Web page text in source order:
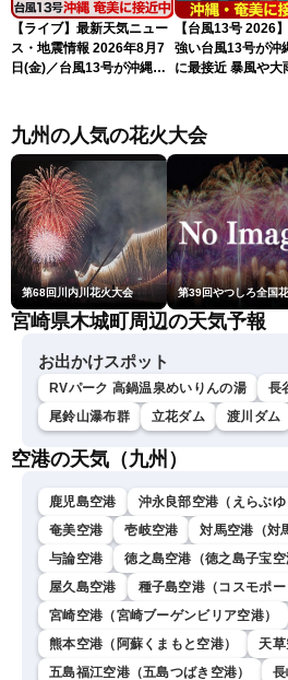
【ライブ】最新天気ニュー
ス・地震情報 2026年8月7
日(金)／台風13号が沖縄・
ュースLiVEコーヒータイ
ム・江川清音／有賀哲夫〉
【台風13号 2026
強い台風13号が沖
に最接近 暴風や大
九州の人気の花火大会
第68回川内川花火大会
宮崎県木城町周辺の天気予報
お出かけスポット
RVパーク 高鍋温泉めいりんの湯 長
尾鈴山瀑布群
立花ダム 渡川ダム
空港の天気（九州）
鹿児島空港
沖永良部空港（えらぶゆ
奄美空港
壱岐空港
対馬空港（対
与論空港
徳之島空港（徳之島子宝空
屋久島空港
種子島空港（コスモポー
宮崎空港（宮崎ブーゲンビリア空港）
熊本空港（阿蘇くまもと空港）
天
五島福江空港（五島つばき空港）